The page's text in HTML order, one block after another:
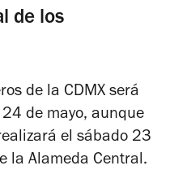
de los
de la CDMX será
de mayo, aunque
el sábado 23
la Alameda Central.